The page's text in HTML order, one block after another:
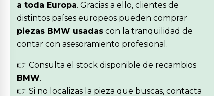
a toda Europa. Gracias a ello, clientes de
distintos países europeos pueden comprar
piezas BMW usadas con la tranquilidad de
contar con asesoramiento profesional.
👉 Consulta el stock disponible de recambios
BMW.
👉 Si no localizas la pieza que buscas, contacta